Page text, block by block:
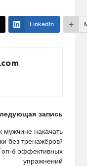
LinkedIn
запись
мужчине накачать
без тренажёров?
Топ-6 эффективных
упражнений